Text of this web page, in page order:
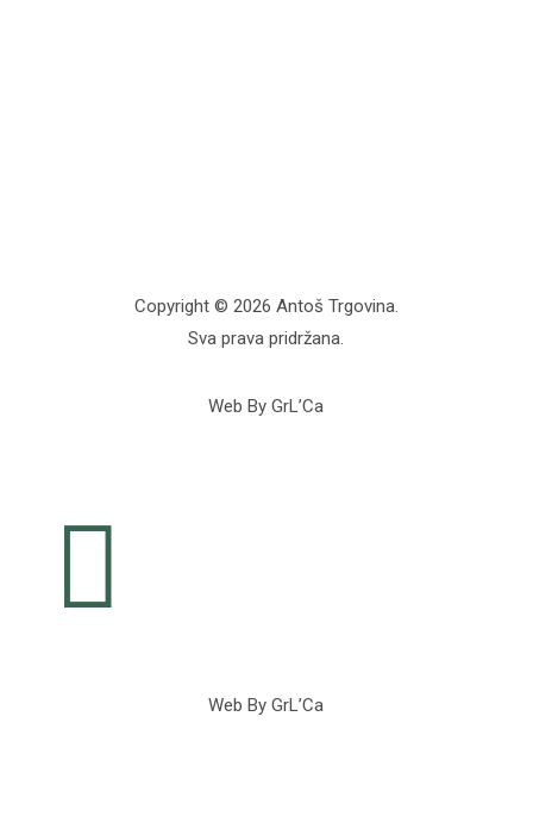
Copyright © 2026 Antoš Trgovina.
Sva prava pridržana.
Web By GrL’Ca

Web By GrL’Ca